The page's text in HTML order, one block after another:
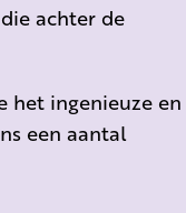
achter de
het ingenieuze en
een aantal